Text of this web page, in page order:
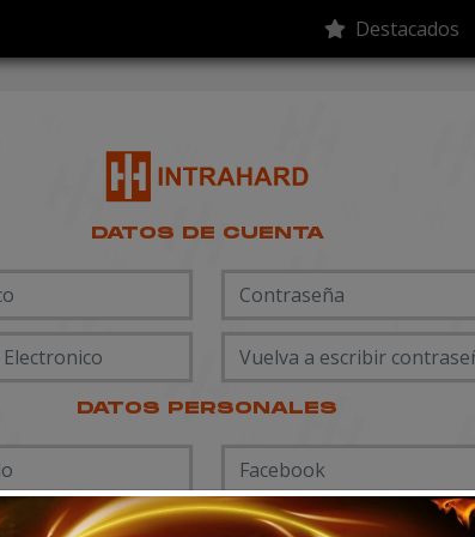
Destacados
DATOS DE CUENTA
DATOS PERSONALES